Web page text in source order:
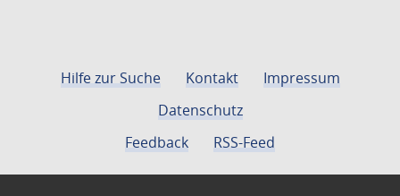
Hilfe zur Suche Kontakt
Impressum
Datenschutz
Feedback
RSS-Feed